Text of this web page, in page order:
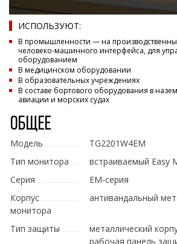
ИСПОЛЬЗУЮТ:
В промышленности — на
человеко-машинного интерфейса, для
оборудованием
В медицинском оборудовании
В образовательных учреждениях
В составе бортового оборудования в
авиации и морских судах
Общее
Модель
TG2201W4EM
Тип монитора
встраиваемый Easy
Серия
EM-серия
Корпус
монитора
антивандальный
Тип защиты
металлический
рабочая панель